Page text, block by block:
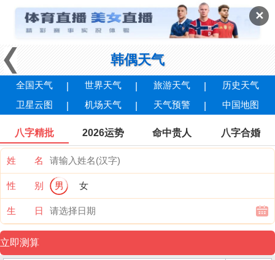
✕
韩偶天气
全国天气 世界天气 旅游天气
历史天气
卫星云图
机场天气 天气预警 中国地图
八字精批 2026运势 命中贵人 八字合婚
姓 名
性 别 男 女
生 日